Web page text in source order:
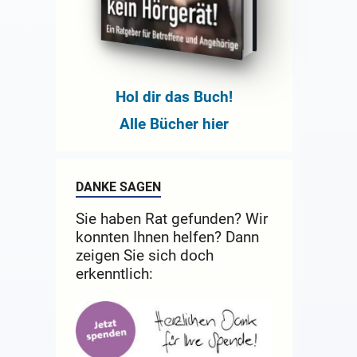
Hol dir das Buch!
Alle Bücher hier
DANKE SAGEN
Sie haben Rat gefunden? Wir
konnten Ihnen helfen? Dann
zeigen Sie sich doch
erkenntlich: